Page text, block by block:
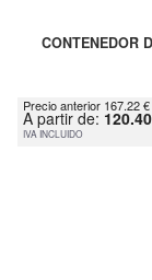
CONTENEDOR
Precio anterior 167.22 €
A partir de:
IVA INCLUIDO